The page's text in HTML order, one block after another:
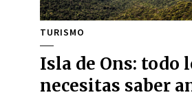
TURISMO
Isla de Ons: todo
necesitas saber